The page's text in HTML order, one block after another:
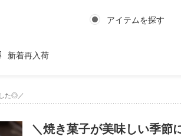
アイテムを探す
新着再入荷
た◎／
＼焼き菓子が美味しい季節